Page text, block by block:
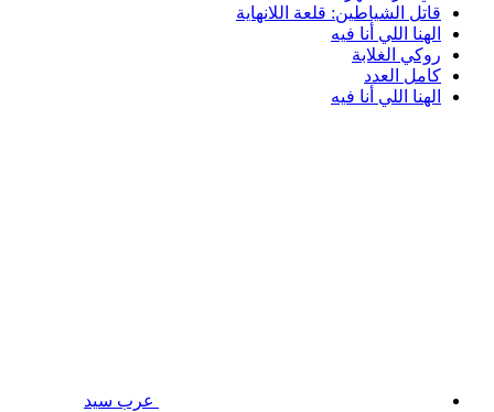
قاتل الشياطين: قلعة اللانهاية
الهنا اللي أنا فيه
روكي الغلابة
كامل العدد
الهنا اللي أنا فيه
عرب سيد